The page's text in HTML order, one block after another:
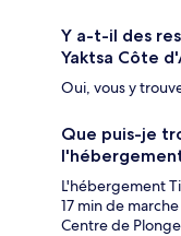
Y a-t-il des
Yaktsa Côte
Oui, vous y
Que puis-je
L'hébergement
17 min de
Centre de